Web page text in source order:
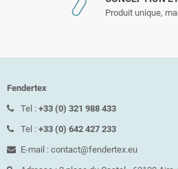
Produit unique,
Fendertex
Tel : +33 (0) 321 988 433
Tel : +33 (0) 642 427 233
E-mail : contact@fendertex.eu